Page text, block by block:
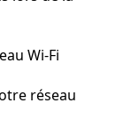
Wi-Fi
réseau